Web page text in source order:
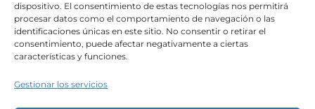
dispositivo. El consentimiento de estas tecnologías nos permitirá
procesar datos como el comportamiento de navegación o las
identificaciones únicas en este sitio. No consentir o retirar el
consentimiento, puede afectar negativamente a ciertas
características y funciones.
Gestionar los servicios
Hazte distribuidor
List Title #1
List Title #2
List Title #3